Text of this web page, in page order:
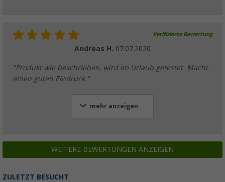
8,99 €Verifizierte Bewertung
Andreas H. 07.07.2020
"Produkt wie beschrieben, wird im Urlaub getestet. Macht
einen guten Eindruck."
mehr anzeigen
WEITERE BEWERTUNGEN ANZEIGEN
ZULETZT BESUCHT